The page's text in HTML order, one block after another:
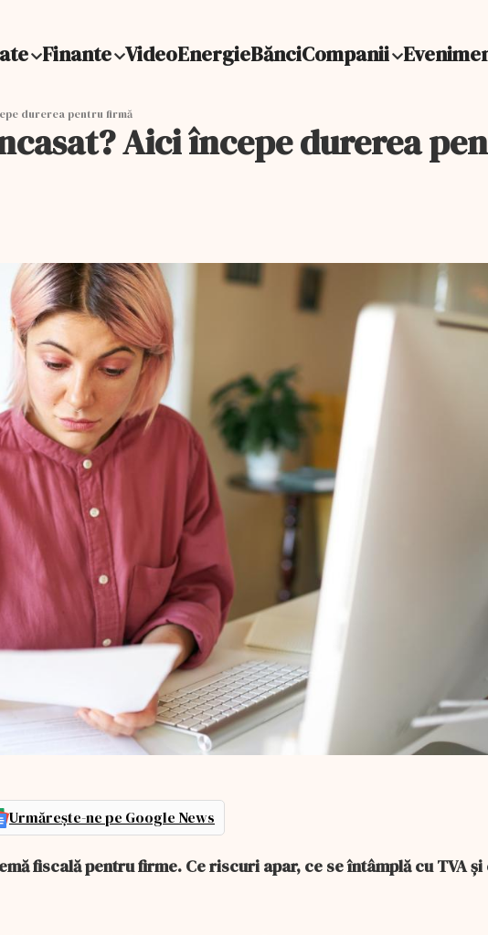
Finante VideoEnergieBănciCompanii
durerea pentru firmă
Aici începe durerea
Urmărește-ne pe Google News
fiscală pentru firme. Ce riscuri apar, ce se întâmplă cu TVA și